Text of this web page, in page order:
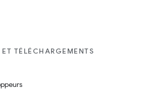
TÉLÉCHARGEMENTS